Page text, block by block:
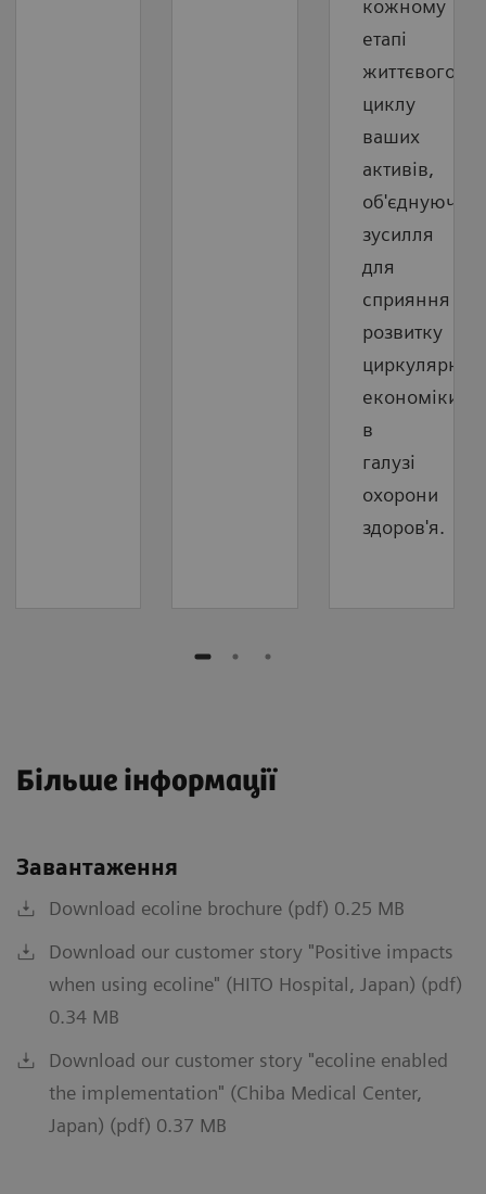
кожному
етапі
життєвого
циклу
ваших
активів,
об'єднуючи
зусилля
для
сприяння
розвитку
циркулярної
економіки
в
галузі
охорони
здоров'я.
Більше інформації
Завантаження
Download ecoline brochure (pdf) 0.25 MB
Download our customer story "Positive impacts
when using ecoline" (HITO Hospital, Japan) (pdf)
0.34 MB
Download our customer story "ecoline enabled
the implementation" (Chiba Medical Center,
Japan) (pdf) 0.37 MB